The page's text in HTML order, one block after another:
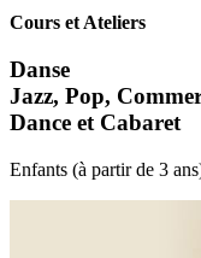
Cours et Ateliers
Danse
Jazz, Pop,
Dance et Cabaret
Enfants (à partir de 3